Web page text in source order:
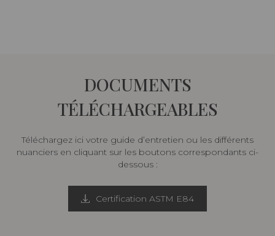
DOCUMENTS
TÉLÉCHARGEABLES
Téléchargez ici votre guide d’entretien ou les différents
nuanciers en cliquant sur les boutons correspondants ci-
dessous :
Certification ASTM E84